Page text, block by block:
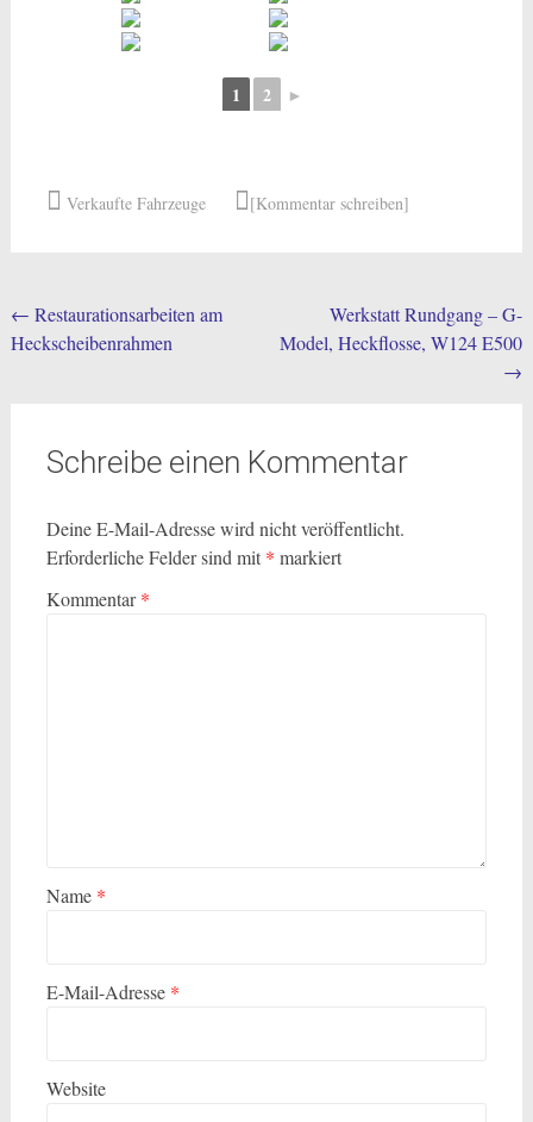
1 2 ►
Verkaufte Fahrzeuge [Kommentar schreiben]
Post
navigation
← Restaurationsarbeiten am
Heckscheibenrahmen
Werkstatt Rundgang – G-
Model, Heckflosse, W124 E500
→
Schreibe einen Kommentar
Deine E-Mail-Adresse wird nicht veröffentlicht.
Erforderliche Felder sind mit * markiert
Kommentar*
Name *
E-Mail-Adresse *
Website